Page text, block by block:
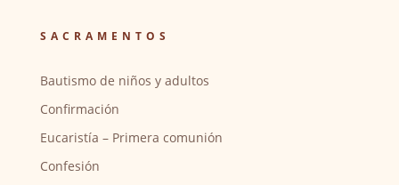
SACRAMENTOS
Bautismo de niños y adultos
Confirmación
Eucaristía – Primera comunión
Confesión